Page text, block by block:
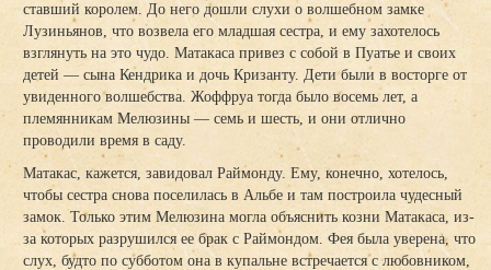
ставший королем. До него дошли слухи о волшебном замке
Лузиньянов, что возвела его младшая сестра, и ему захотелось
взглянуть на это чудо. Матакаса привез с собой в Пуатье и своих
детей — сына Кендрика и дочь Кризанту. Дети были в восторге от
увиденного волшебства. Жоффруа тогда было восемь лет, а
племянникам Мелюзины — семь и шесть, и они отлично
проводили время в саду.
Матакас, кажется, завидовал Раймонду. Ему, конечно, хотелось,
чтобы сестра снова поселилась в Альбе и там построила чудесный
замок. Только этим Мелюзина могла объяснить козни Матакаса, из-
за которых разрушился ее брак с Раймондом. Фея была уверена, что
слух, будто по субботом она в купальне встречается с любовником,